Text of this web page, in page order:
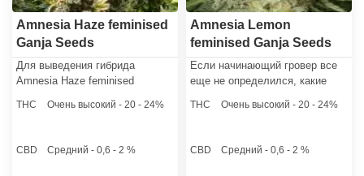
Amnesia Haze feminised
Ganja Seeds
Для выведения гибрида
Amnesia Haze feminised
GanjaSeeds скрестили Afghani,
конопли этого штамма
THC Очень высокий - 20 - 24%
CBD Средний - 0,6 - 2 %
Amnesia Lemon
feminised Ganja Seeds
Если начинающий гровер все
еще не определился, какие
первого грова, то сорт Amnesia
к себе лишнего внимания в
THC Очень высокий - 20 - 24%
CBD Средний - 0,6 - 2 %